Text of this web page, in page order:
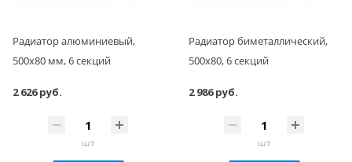
Радиатор алюминиевый,
500x80 мм, 6 секций
2 626 руб.
шт
Радиатор биметаллический,
500x80, 6 секций
2 986 руб.
шт